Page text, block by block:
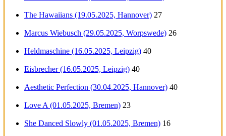
The Hawaiians (19.05.2025, Hannover) 27
Marcus Wiebusch (29.05.2025, Worpswede) 26
Heldmaschine (16.05.2025, Leipzig) 40
Eisbrecher (16.05.2025, Leipzig) 40
Aesthetic Perfection (30.04.2025, Hannover) 40
Love A (01.05.2025, Bremen) 23
She Danced Slowly (01.05.2025, Bremen) 16